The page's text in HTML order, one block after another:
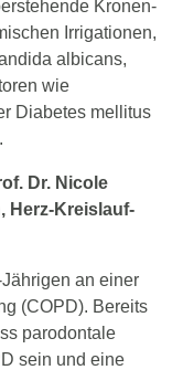
Kronen-
Irrigationen,
albicans,
wie
Diabetes mellitus
Dr. Nicole
Herz-Kreislauf-
an einer
(COPD). Bereits
parodontale
sein und eine